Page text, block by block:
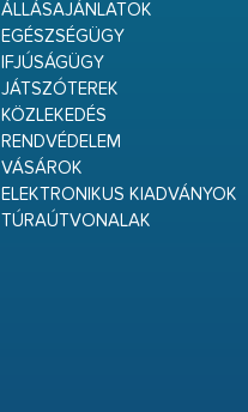
ÁLLÁSAJÁNLATOK
EGÉSZSÉGÜGY
IFJÚSÁGÜGY
JÁTSZÓTEREK
KÖZLEKEDÉS
RENDVÉDELEM
VÁSÁROK
ELEKTRONIKUS KIADVÁNYOK
TÚRAÚTVONALAK